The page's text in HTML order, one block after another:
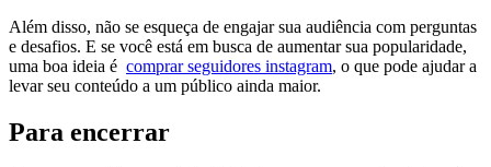
Além disso, não se esqueça de engajar sua audiência com perguntas
e desafios. ⁤E se você está em busca de aumentar sua popularidade,
uma boa ideia é ‌ comprar seguidores instagram, o que⁤ pode ajudar a
levar seu conteúdo a um público ainda‍ maior.
Para encerrar